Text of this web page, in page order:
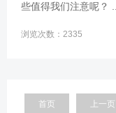
些值得我们注意呢？
浏览次数：2335
首页 上一页